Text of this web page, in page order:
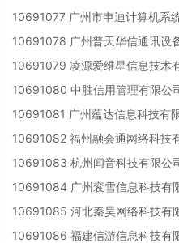
10691077 广州市申迪计算机系
10691078 广州普天华信通讯设
10691079 凌源爱维星信息技术
10691080 中胜信用管理有限公
10691081 广州蕴达信息科技有
10691082 福州融会通网络科技
10691083 杭州闻音科技有限公
10691084 广州衮雪信息科技有
10691085 河北秦昊网络科技有
10691086 福建信游信息科技有